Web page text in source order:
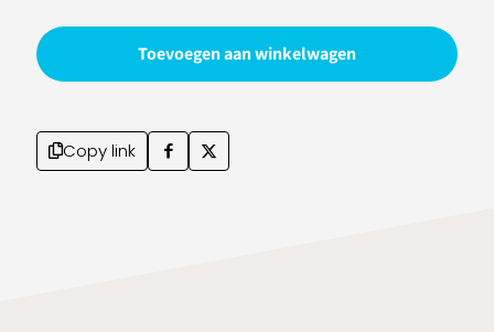
TI
X1
Light
aantal
Toevoegen aan winkelwagen
Copy link